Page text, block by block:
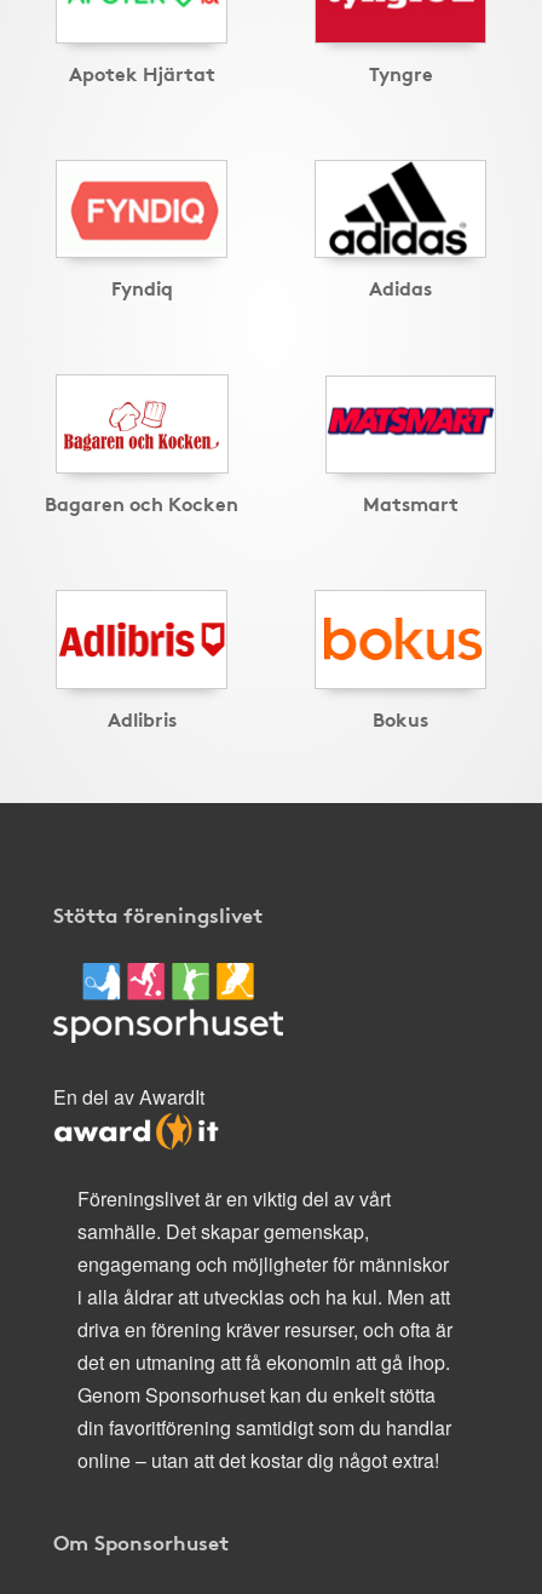
Apotek Hjärtat Tyngre
Fyndiq Adidas
Bagaren och Kocken Matsmart
Adlibris Bokus
Stötta föreningslivet
En del av AwardIt
Föreningslivet är en viktig del av vårt
samhälle. Det skapar gemenskap,
engagemang och möjligheter för människor
i alla åldrar att utvecklas och ha kul. Men att
driva en förening kräver resurser, och ofta är
det en utmaning att få ekonomin att gå ihop.
Genom Sponsorhuset kan du enkelt stötta
din favoritförening samtidigt som du handlar
online – utan att det kostar dig något extra!
Om Sponsorhuset